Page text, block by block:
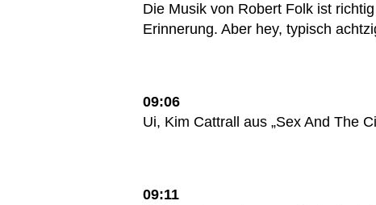
Die Musik von Robert Folk ist
Erinnerung. Aber hey, typisch
09:06
Ui, Kim Cattrall aus „Sex And The
09:11